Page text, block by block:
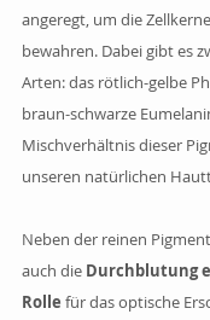
angeregt, um die
bewahren. Dabei gibt es
Arten: das rötlich-gelbe
braun-schwarze
Mischverhältnis dieser
unseren natürlichen
Neben der reinen
auch die Durchblutung
Rolle für das optische